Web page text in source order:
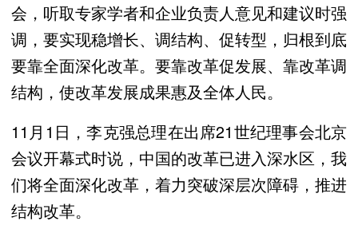
会，听取专家学者和企业负责人意见和建议时强
调，要实现稳增长、调结构、促转型，归根到底
要靠全面深化改革。要靠改革促发展、靠改革调
结构，使改革发展成果惠及全体人民。
11月1日，李克强总理在出席21世纪理事会北京
会议开幕式时说，中国的改革已进入深水区，我
们将全面深化改革，着力突破深层次障碍，推进
结构改革。